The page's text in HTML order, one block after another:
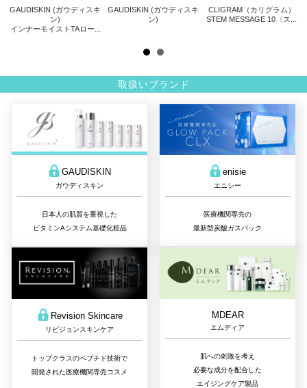
GAUDISKIN (ガウディスキ
ン)
インナーモイストTAロー...
GAUDISKIN (ガウディスキ
ン)
CLIGRAM（カリグラム）
STEM MESSAGE 10〈ス...
取扱いブランド
GAUDISKIN
ガウディスキン
日本人の肌質を重視した
ビタミンAシステム基礎化粧品
enisie
エニシー
医療機関専売の
最新型炭酸ガスパック
Revision Skincare
リビジョンスキンケア
トップクラスのペプチド技術で
開発された医療機関専売コスメ
MDEAR
エムディア
肌への刺激を考え
必要な成分を配合した
エイジングケア製品